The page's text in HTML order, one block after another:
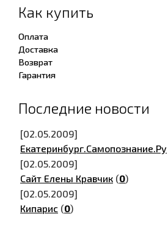
Как купить
Оплата
Доставка
Возврат
Гарантия
Последние новости
[02.05.2009]
Екатеринбург.Самопознание.Ру
[02.05.2009]
Сайт Елены Кравчик (0)
[02.05.2009]
Кипарис (0)